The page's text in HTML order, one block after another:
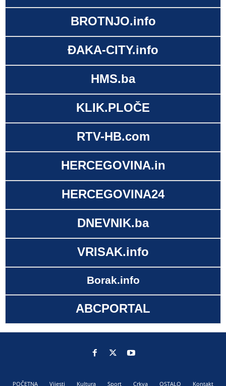
BROTNJO.info
ĐAKA-CITY.info
HMS.ba
KLIK.PLOČE
RTV-HB.com
HERCEGOVINA.in
HERCEGOVINA24
DNEVNIK.ba
VRISAK.info
Borak.info
ABCPORTAL
POČETNA Vijesti Kultura Sport Crkva OSTALO Kontakt